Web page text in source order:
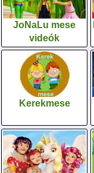
JoNaLu mese
videók
Kerekmese